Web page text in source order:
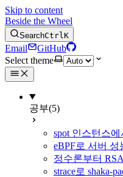
Skip to content
Beside the Wheel
SearchCtrlK
Email
GitHub
Select theme
공부(5)
spot 인스턴스
eBPF로 서버 성
정수론부터
strace로 shaka-